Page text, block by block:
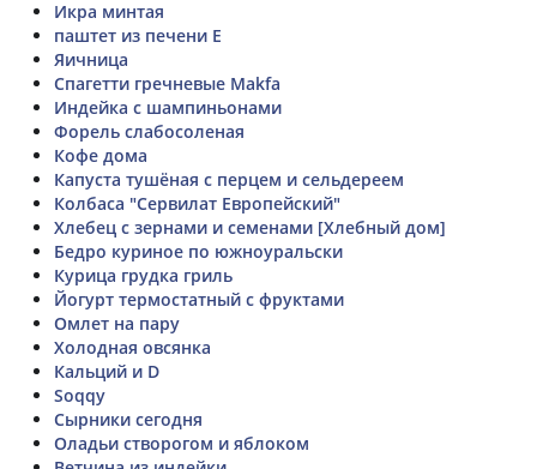
Икра минтая
паштет из печени Е
Яичница
Спагетти гречневые Makfa
Индейка с шампиньонами
Форель слабосоленая
Кофе дома
Капуста тушёная с перцем и сельдереем
Колбаса "Сервилат Европейский"
Хлебец с зернами и семенами [Хлебный дом]
Бедро куриное по южноуральски
Курица грудка гриль
Йогурт термостатный с фруктами
Омлет на пару
Холодная овсянка
Кальций и D
Soqqy
Сырники сегодня
Оладьи створогом и яблоком